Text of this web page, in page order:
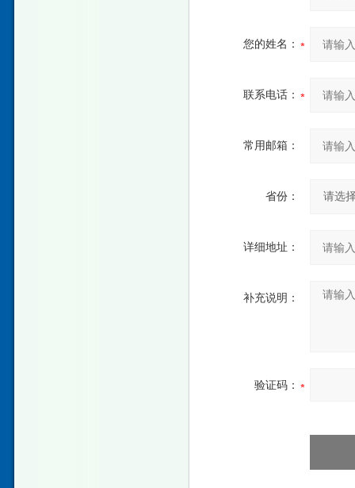
您的姓名：
联系电话：
常用邮箱：
省份：
详细地址：
补充说明：
验证码：